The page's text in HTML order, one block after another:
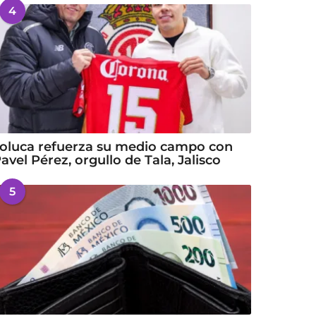
4
refuerza su medio campo con
Pérez, orgullo de Tala, Jalisco
5